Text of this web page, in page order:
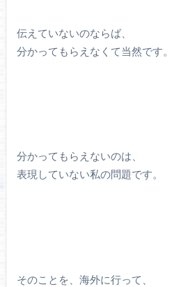
伝えていないのならば、
分かってもらえなくて当然です。
分かってもらえないのは、
表現していない私の問題です。
そのことを、海外に行って、